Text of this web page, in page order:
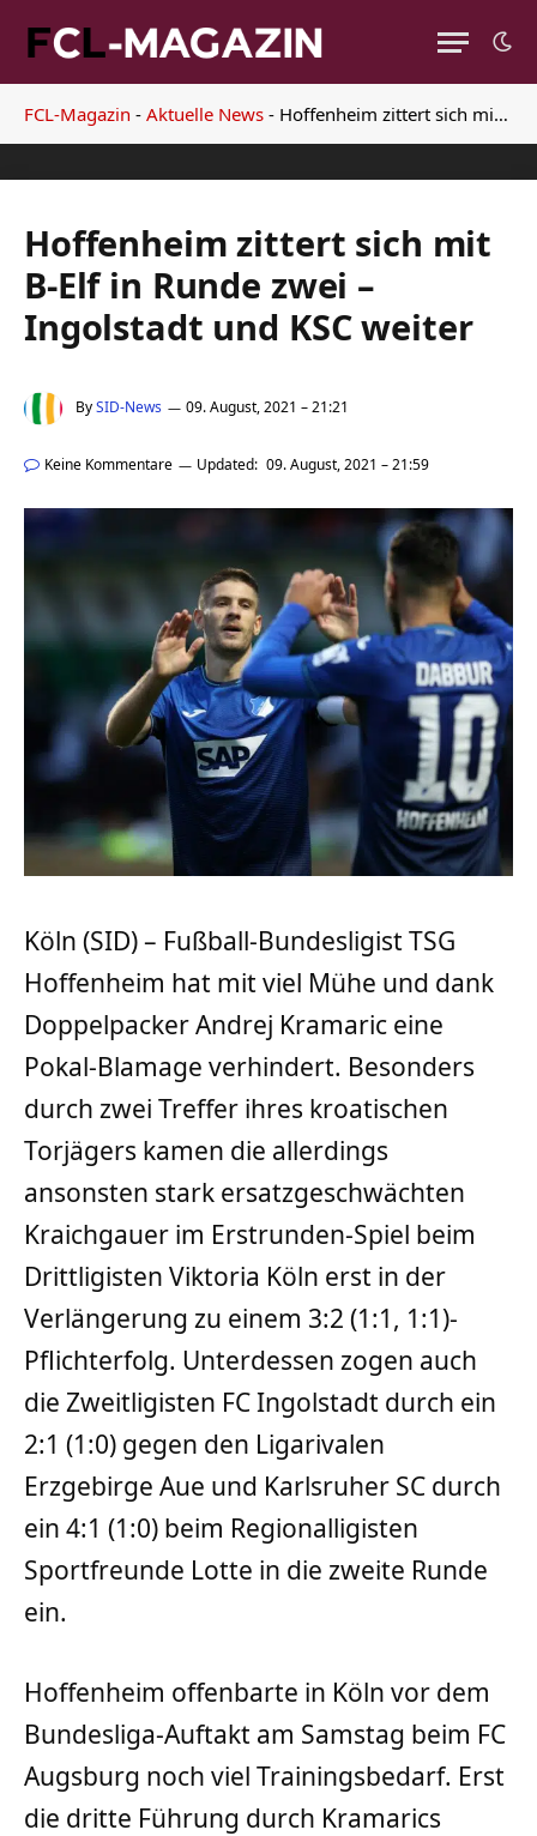
FCL-Magazin - Aktuelle News - Hoffenheim zittert sich mit B-Elf in Runde zwei – Ingolstadt und KSC weiter
Hoffenheim zittert sich mit
B-Elf in Runde zwei –
Ingolstadt und KSC weiter
BySID-News 09. August, 2021 – 21:21
Keine Kommentare Updated: 09. August, 2021 – 21:59
Köln (SID) – Fußball-Bundesligist TSG
Hoffenheim hat mit viel Mühe und dank
Doppelpacker Andrej Kramaric eine
Pokal-Blamage verhindert. Besonders
durch zwei Treffer ihres kroatischen
Torjägers kamen die allerdings
ansonsten stark ersatzgeschwächten
Kraichgauer im Erstrunden-Spiel beim
Drittligisten Viktoria Köln erst in der
Verlängerung zu einem 3:2 (1:1, 1:1)-
Pflichterfolg. Unterdessen zogen auch
die Zweitligisten FC Ingolstadt durch ein
2:1 (1:0) gegen den Ligarivalen
Erzgebirge Aue und Karlsruher SC durch
ein 4:1 (1:0) beim Regionalligisten
Sportfreunde Lotte in die zweite Runde
ein.
Hoffenheim offenbarte in Köln vor dem
Bundesliga-Auftakt am Samstag beim FC
Augsburg noch viel Trainingsbedarf. Erst
die dritte Führung durch Kramarics